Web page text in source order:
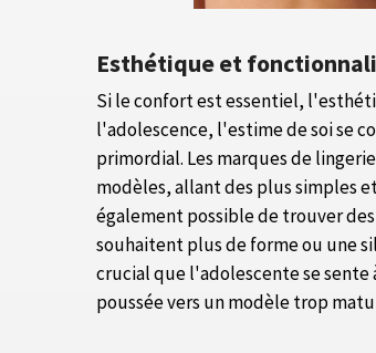
Esthétique et
Si le confort est essentiel,
l'adolescence, l'estime de soi se
primordial. Les marques de
modèles, allant des plus simples
également possible de trouver
souhaitent plus de forme ou une
crucial que l'adolescente se sente
poussée vers un modèle trop